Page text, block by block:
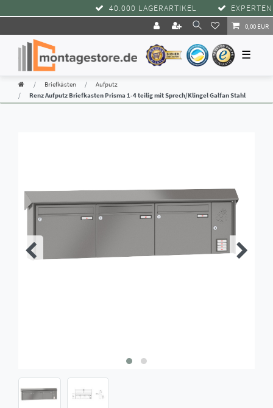
40.000 LAGERARTIKEL
0,00 EUR
☰
Briefkästen
Aufputz
Renz Aufputz Briefkasten Prisma 1-4 teilig mit Sprech/Klingel Galfan Stahl